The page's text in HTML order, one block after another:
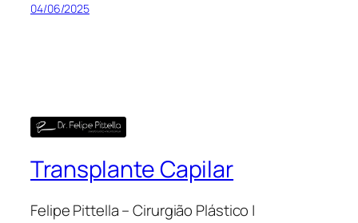
04/06/2025
Transplante Capilar
Felipe Pittella – Cirurgião Plástico |